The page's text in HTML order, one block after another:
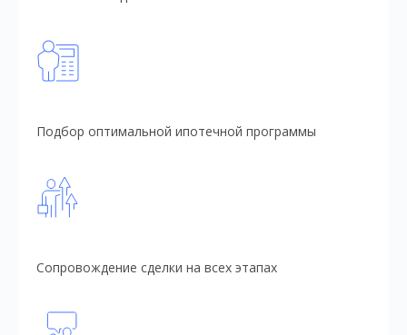
Подбор оптимальной ипотечной программы
Сопровождение сделки на всех этапах